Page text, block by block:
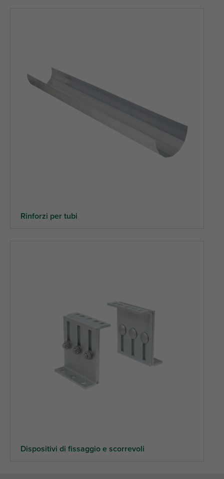
Rinforzi per tubi
Dispositivi di fissaggio e scorrevoli